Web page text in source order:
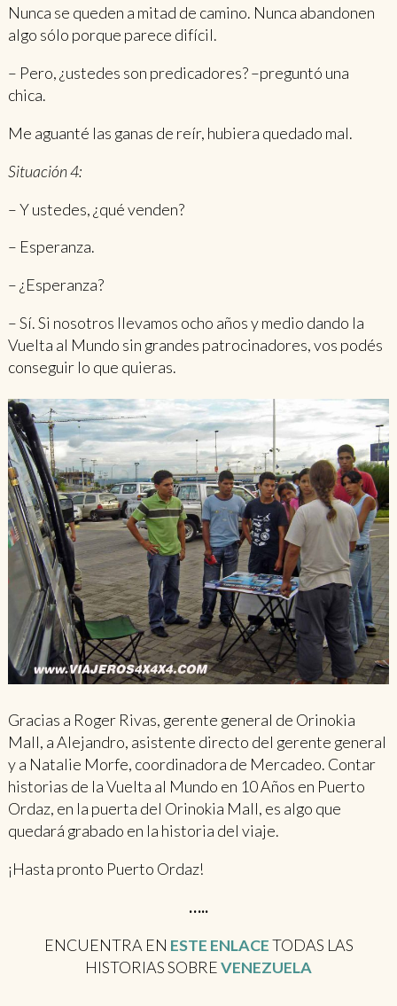
Nunca se queden a mitad de camino. Nunca abandonen
algo sólo porque parece difícil.
– Pero, ¿ustedes son predicadores? –preguntó una
chica.
Me aguanté las ganas de reír, hubiera quedado mal.
Situación 4:
– Y ustedes, ¿qué venden?
– Esperanza.
– ¿Esperanza?
– Sí. Si nosotros llevamos ocho años y medio dando la
Vuelta al Mundo sin grandes patrocinadores, vos podés
conseguir lo que quieras.
Gracias a Roger Rivas, gerente general de Orinokia
Mall, a Alejandro, asistente directo del gerente general
y a Natalie Morfe, coordinadora de Mercadeo. Contar
historias de la Vuelta al Mundo en 10 Años en Puerto
Ordaz, en la puerta del Orinokia Mall, es algo que
quedará grabado en la historia del viaje.
¡Hasta pronto Puerto Ordaz!
…..
ENCUENTRA EN ESTE ENLACETODAS LAS
HISTORIAS SOBREVENEZUELA